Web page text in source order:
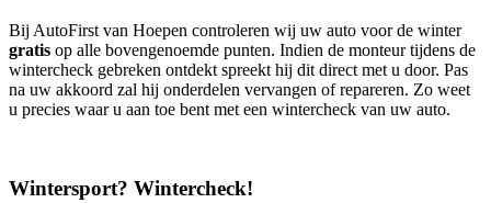
Bij AutoFirst van Hoepen controleren wij uw auto voor de winter
gratis op alle bovengenoemde punten. Indien de monteur tijdens de
wintercheck gebreken ontdekt spreekt hij dit direct met u door. Pas
na uw akkoord zal hij onderdelen vervangen of repareren. Zo weet
u precies waar u aan toe bent met een wintercheck van uw auto.
Wintersport? Wintercheck!